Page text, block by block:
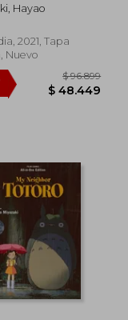
Hayao
2021, Tapa
Nuevo